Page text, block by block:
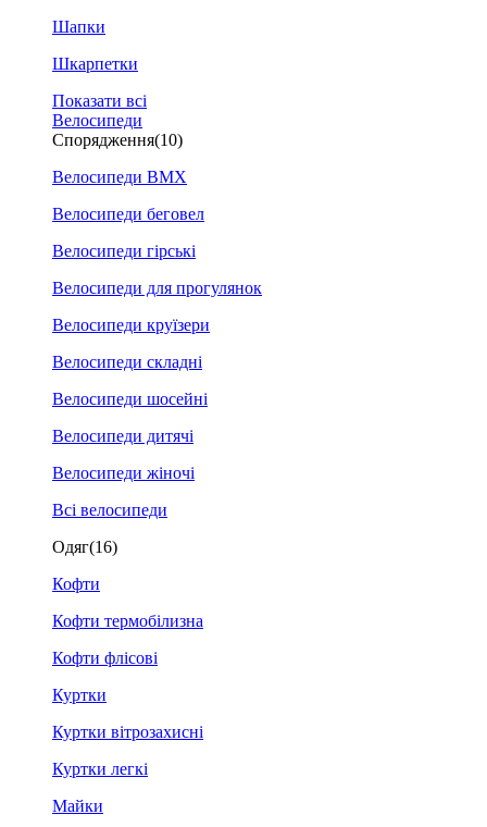
Шапки
Шкарпетки
Показати всі
Велосипеди
Спорядження(10)
Велосипеди BMX
Велосипеди беговел
Велосипеди гірські
Велосипеди для прогулянок
Велосипеди круїзери
Велосипеди складні
Велосипеди шосейні
Велосипеди дитячі
Велосипеди жіночі
Всі велосипеди
Одяг(16)
Кофти
Кофти термобілизна
Кофти флісові
Куртки
Куртки вітрозахисні
Куртки легкі
Майки